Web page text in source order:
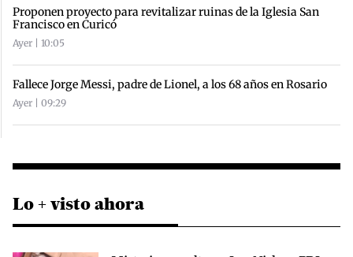
Proponen proyecto para revitalizar ruinas de la Iglesia San
Francisco en Curicó
Ayer | 10:05
Fallece Jorge Messi, padre de Lionel, a los 68 años en Rosario
Ayer | 09:29
Lo + visto ahora